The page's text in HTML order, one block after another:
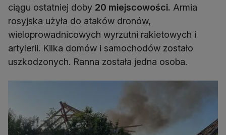
ciągu ostatniej doby 20 miejscowości. Armia
rosyjska użyła do ataków dronów,
wieloprowadnicowych wyrzutni rakietowych i
artylerii. Kilka domów i samochodów zostało
uszkodzonych. Ranna została jedna osoba.